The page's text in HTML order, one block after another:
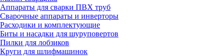
Аппараты для сварки ПВХ труб
Сварочные аппараты и инверторы
Расходики и комплектующие
Биты и насадки для шуруповертов
Пилки для лобзиков
Круги для шлифмашинок